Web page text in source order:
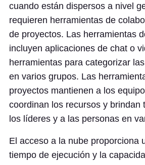
cuando están dispersos a nivel
requieren herramientas de
de proyectos. Las herramientas
incluyen aplicaciones de chat o
herramientas para categorizar
en varios grupos. Las
proyectos mantienen a los
coordinan los recursos y brindan
los líderes y a las personas en
El acceso a la nube proporciona
tiempo de ejecución y la